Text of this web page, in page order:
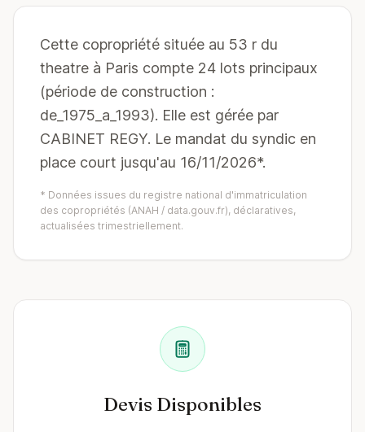
Cette copropriété située au 53 r du
theatre à Paris compte 24 lots principaux
(période de construction :
de_1975_a_1993). Elle est gérée par
CABINET REGY. Le mandat du syndic en
place court jusqu'au 16/11/2026*.
* Données issues du registre national d'immatriculation
des copropriétés (ANAH / data.gouv.fr), déclaratives,
actualisées trimestriellement.
Devis Disponibles